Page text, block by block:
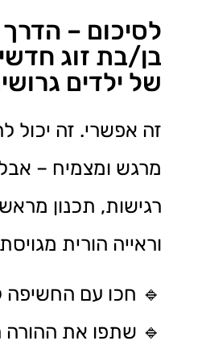
לסיכום –
בן/בת זוג
של ילדים
זה אפשרי. זה יכול
מרגש ומצמיח –
רגישות, תכנון
וראייה הורית
🔹 חכו עם החשיפה
🔹 שתפו את ההורה